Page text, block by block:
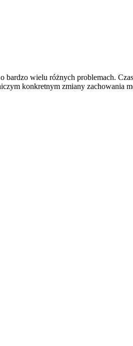
wielu różnych problemach.
konkretnym zmiany zachowania